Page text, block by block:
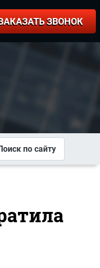
ЗВОНОК
по сайту